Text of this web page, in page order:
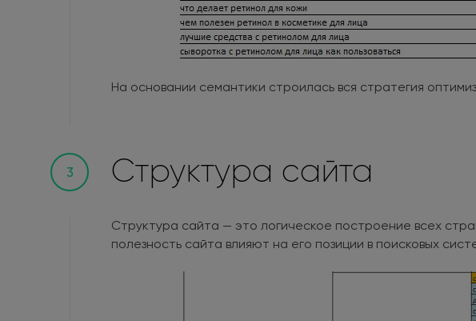
На основании семантики строилась вся стратегия
3 Структура сайта
Структура сайта — это логическое построение всех
полезность сайта влияют на его позиции в поисковых